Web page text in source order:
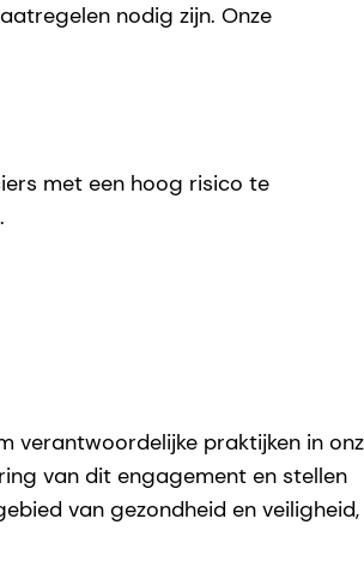
nodig zijn. Onze
met een hoog risico te
verantwoordelijke praktijken in
van dit engagement en stellen
van gezondheid en veiligheid,